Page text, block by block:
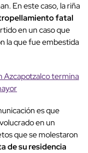
En este caso, la riña
fatal
en un caso que
la que fue embestida
Azcapotzalco termina
es que
en un
que se molestaron
de su residencia